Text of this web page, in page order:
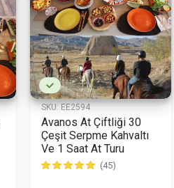
SKU:EE2594
Avanos At Çiftliği 30
Çeşit Serpme Kahvaltı
Ve 1 Saat At Turu
(45)